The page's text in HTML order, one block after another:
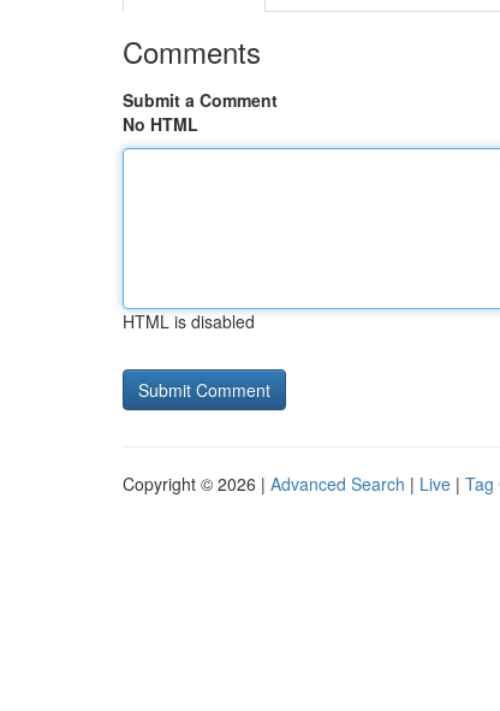
Comments
Submit a Comment
No HTML
HTML is disabled
Copyright © 2026 | Advanced Search | Live | Tag